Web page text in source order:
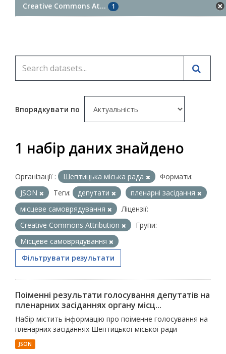
Creative Commons At... 1
Впорядкувати по
1 набір даних знайдено
Організації : Шептицька міська рада
Формати:
JSON
Теги: депутати
пленарні засідання
місцеве самоврядування
Ліцензії:
Creative Commons Attribution
Групи:
Місцеве самоврядування
Фільтрувати результати
Поіменні результати голосування депутатів на
пленарних засіданнях органу місц...
Набір містить інформацію про поіменне голосування на
пленарних засіданнях Шептицької міської ради
JSON